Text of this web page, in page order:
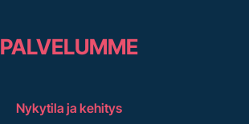
PALVELUMME
Nykytila ja kehitys